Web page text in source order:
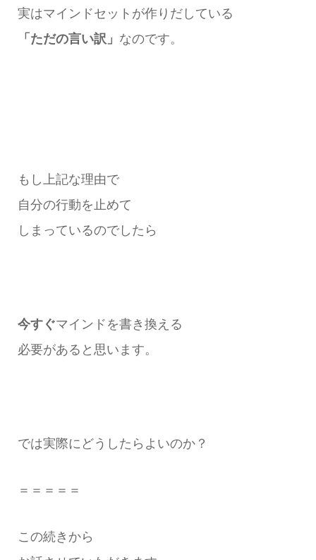
実はマインドセットが作りだしている
「ただの言い訳」 なのです。
もし上記な理由で
自分の行動を止めて
しまっているのでしたら
今すぐマインドを書き換える
必要があると思います。
では実際にどうしたらよいのか？
＝＝＝＝＝
この続きから